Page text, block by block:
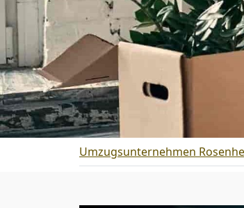
Umzugsunternehmen